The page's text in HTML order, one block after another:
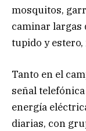
mosquitos,
caminar largas
tupido y estero,
Tanto en el
señal
energía
diarias, con